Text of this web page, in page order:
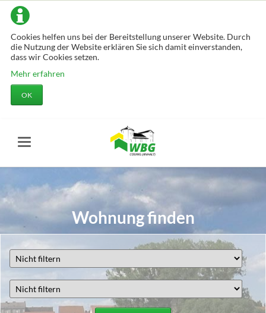
Cookies helfen uns bei der Bereitstellung unserer Website. Durch
die Nutzung der Website erklären Sie sich damit einverstanden,
dass wir Cookies setzen.
Mehr erfahren
OK
Wohnung finden